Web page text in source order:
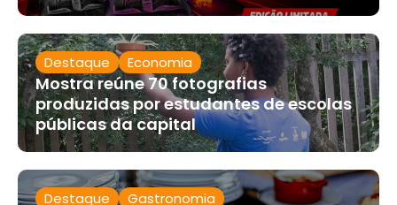
Destaque Economia
Mostra reúne 70 fotografias
produzidas por estudantes de escolas
públicas da capital
Destaque Gastronomia